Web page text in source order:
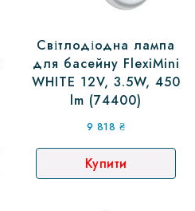
Світлодіодна лампа
для басейну FlexiMini
WHITE 12V, 3.5W, 450
lm (74400)
9 818 ₴
Купити